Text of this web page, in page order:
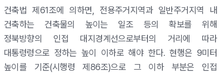
건축법 제61조에 의하면, 전용주거지역과 일반주거지역 내
건축하는 건축물의 높이는 일조 등의 확보를 위해
정북방향의 인접 대지경계선으로부터의 거리에 따라
대통령령으로 정하는 높이 이하로 해야 한다. 현행은 9미터
높이를 기준(시행령 제86조)으로 그 이하 부분은 인접